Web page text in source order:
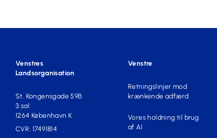
Venstres
Landsorganisation
St. Kongensgade 59B
3.sal
1264 København K
CVR: 17491814
Venstre
Retningslinjer mod
krænkende adfærd
Vores holdning til brug
af AI